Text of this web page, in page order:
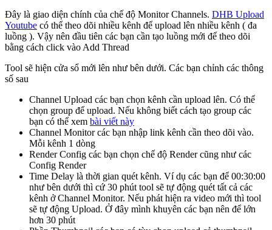
Đây là giao diện chính của chế độ Monitor Channels. DHB Upload
Youtube có thể theo dõi nhiều kênh để upload lên nhiều kênh ( đa
luồng ). Vậy nên đầu tiên các bạn cần tạo luồng mới để theo dõi
bằng cách click vào Add Thread
Tool sẽ hiện cửa sổ mới lên như bên dưới. Các bạn chỉnh các thông
số sau
Channel Upload các bạn chọn kênh cần upload lên. Có thể
chọn group để upload. Nếu không biết cách tạo group các
bạn có thể xem bài viết này
Channel Monitor các bạn nhập link kênh cần theo dõi vào.
Mỗi kênh 1 dòng
Render Config các bạn chọn chế độ Render cũng như các
Config Render
Time Delay là thời gian quét kênh. Ví dụ các bạn để 00:30:00
như bên dưới thì cứ 30 phút tool sẽ tự động quét tất cả các
kênh ở Channel Monitor. Nếu phát hiện ra video mới thì tool
sẽ tự động Upload. Ở đây mình khuyên các bạn nên để lớn
hơn 30 phút